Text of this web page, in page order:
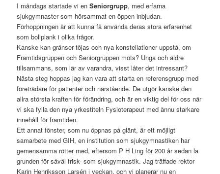
I måndags startade vi enSeniorgrupp, med erfarna
sjukgymnaster som hörsammat en öppen inbjudan.
Förhoppningen är att kunna få använda deras stora erfarenhet
som bollplank i olika frågor.
Kanske kan gränser töjas och nya konstellationer uppstå, om
Framtidsgruppen och Seniorgruppen möts? Unga och äldre
tillsammans, som lär av varandra, visst låter det intressant?
Nästa steg hoppas jag kan vara att starta en referensgrupp med
företrädare för patienter och närstående. De utgör kanske den
allra största kraften för förändring, och är en viktig del för oss när
vi ska fylla den nya yrkestiteln Fysioterapeut med ännu starkare
innehåll för framtiden.
Ett annat fönster, som nu öppnas på glänt, är ett möjligt
samarbete med GIH, en institution som sjukgymnastiken har
gemensamma rötter med, eftersom P H Ling för 200 år sedan la
grunden för såväl frisk- som sjukgymnastik. Jag träffade rektor
Karin Henriksson Larsén i veckan, och vi planerar nu en